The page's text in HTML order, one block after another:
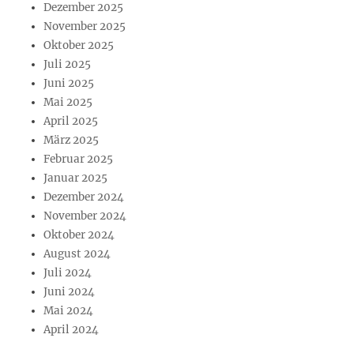
Dezember 2025
November 2025
Oktober 2025
Juli 2025
Juni 2025
Mai 2025
April 2025
März 2025
Februar 2025
Januar 2025
Dezember 2024
November 2024
Oktober 2024
August 2024
Juli 2024
Juni 2024
Mai 2024
April 2024